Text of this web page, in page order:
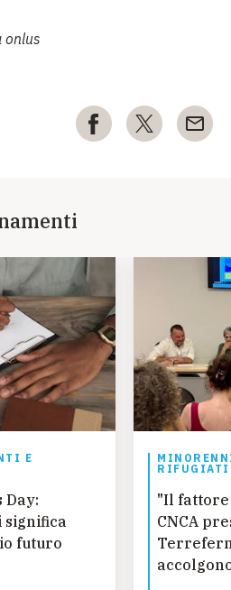
onlus
E
Day:
futuro
RIFUGIATI
"Il fattore
CNCA